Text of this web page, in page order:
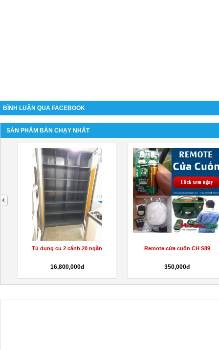
BÌNH LUẬN QUA FACEBOOK
SẢN PHẨM BÁN CHẠY NHẤT
Remote cửa cuốn CH S89
350,000đ
THAY REMOTE CỬA CUỐN GÒ
250,000đ
next